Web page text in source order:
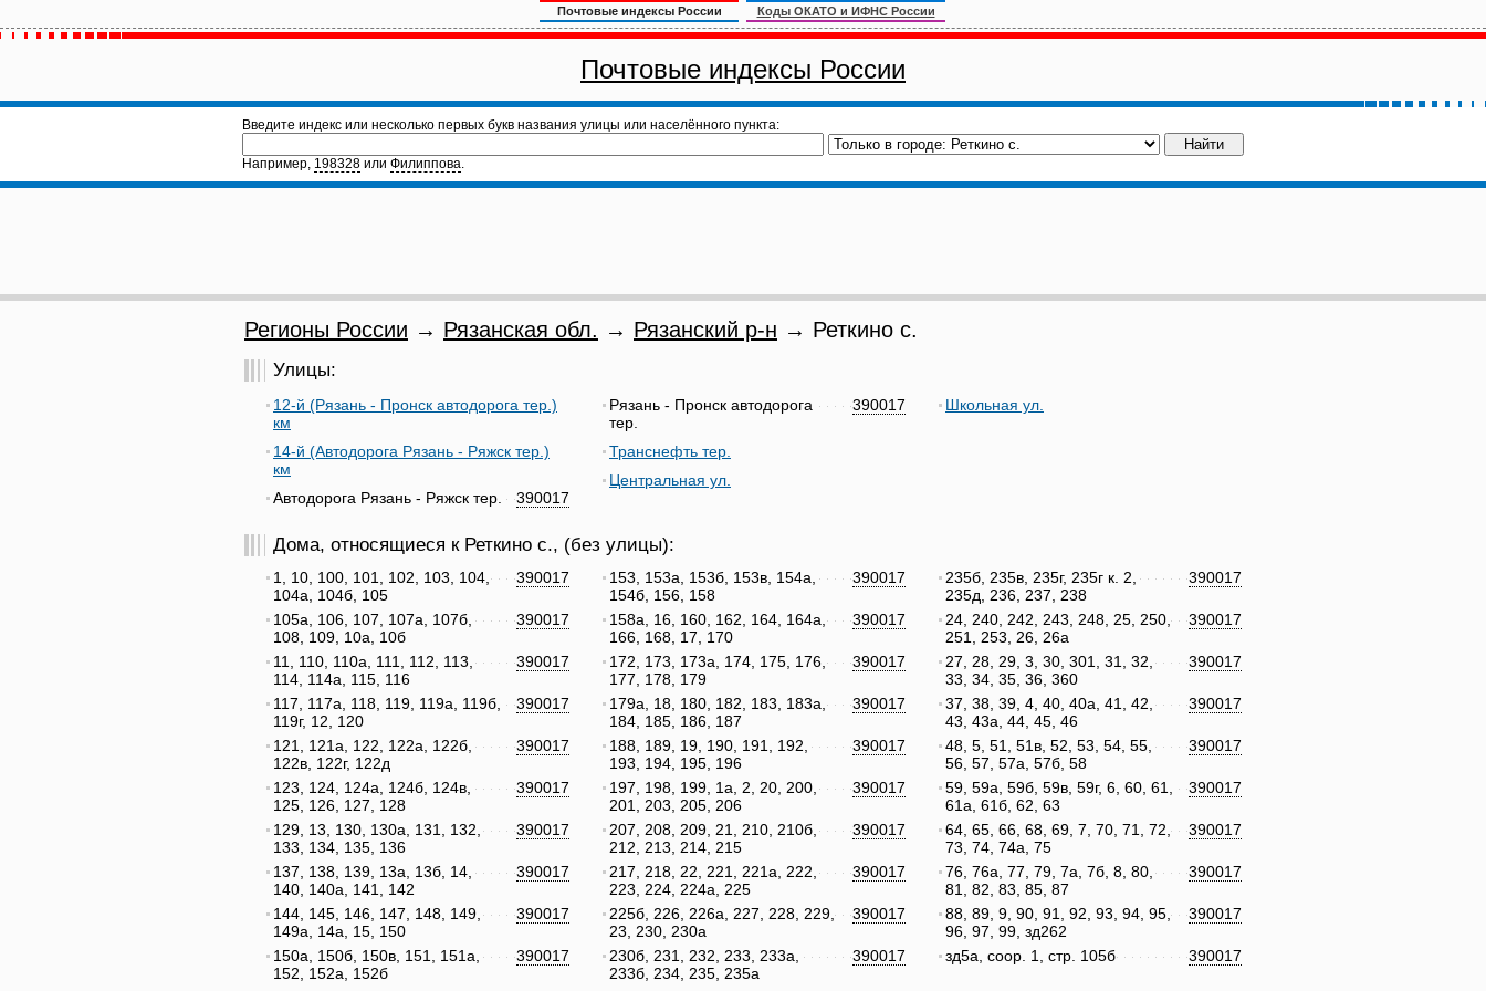
Почтовые индексы России Коды ОКАТО и ИФНС России
Почтовые индексы России
Введите индекс или несколько первых букв названия улицы или населённого пункта:
Например, 198328 или Филиппова.
Регионы России → Рязанская обл. → Рязанский р-н → Реткино с.
Улицы:
12-й (Рязань - Пронск автодорога тер.)
км
14-й (Автодорога Рязань - Ряжск тер.)
км
390017
Автодорога Рязань - Ряжск тер.
390017
Рязань - Пронск автодорога
тер.
Транснефть тер.
Центральная ул.
Школьная ул.
Дома, относящиеся к Реткино с., (без улицы):
390017
1, 10, 100, 101, 102, 103, 104,
104а, 104б, 105
390017
105а, 106, 107, 107а, 107б,
108, 109, 10а, 10б
390017
11, 110, 110а, 111, 112, 113,
114, 114а, 115, 116
390017
117, 117а, 118, 119, 119а, 119б,
119г, 12, 120
390017
121, 121а, 122, 122а, 122б,
122в, 122г, 122д
390017
123, 124, 124а, 124б, 124в,
125, 126, 127, 128
390017
129, 13, 130, 130а, 131, 132,
133, 134, 135, 136
390017
137, 138, 139, 13а, 13б, 14,
140, 140а, 141, 142
390017
144, 145, 146, 147, 148, 149,
149а, 14а, 15, 150
390017
150а, 150б, 150в, 151, 151а,
152, 152а, 152б
390017
153, 153а, 153б, 153в, 154а,
154б, 156, 158
390017
158а, 16, 160, 162, 164, 164а,
166, 168, 17, 170
390017
172, 173, 173а, 174, 175, 176,
177, 178, 179
390017
179а, 18, 180, 182, 183, 183а,
184, 185, 186, 187
390017
188, 189, 19, 190, 191, 192,
193, 194, 195, 196
390017
197, 198, 199, 1а, 2, 20, 200,
201, 203, 205, 206
390017
207, 208, 209, 21, 210, 210б,
212, 213, 214, 215
390017
217, 218, 22, 221, 221а, 222,
223, 224, 224а, 225
390017
225б, 226, 226а, 227, 228, 229,
23, 230, 230а
390017
230б, 231, 232, 233, 233а,
233б, 234, 235, 235а
390017
235б, 235в, 235г, 235г к. 2,
235д, 236, 237, 238
390017
24, 240, 242, 243, 248, 25, 250,
251, 253, 26, 26а
390017
27, 28, 29, 3, 30, 301, 31, 32,
33, 34, 35, 36, 360
390017
37, 38, 39, 4, 40, 40а, 41, 42,
43, 43а, 44, 45, 46
390017
48, 5, 51, 51в, 52, 53, 54, 55,
56, 57, 57а, 57б, 58
390017
59, 59а, 59б, 59в, 59г, 6, 60, 61,
61а, 61б, 62, 63
390017
64, 65, 66, 68, 69, 7, 70, 71, 72,
73, 74, 74а, 75
390017
76, 76а, 77, 79, 7а, 7б, 8, 80,
81, 82, 83, 85, 87
390017
88, 89, 9, 90, 91, 92, 93, 94, 95,
96, 97, 99, зд262
390017
зд5а, соор. 1, стр. 105б